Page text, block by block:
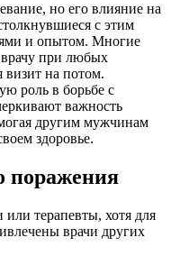
но его влияние на
с этим
и опытом. Многие
врачу при любых
визит на потом.
роль в борьбе с
важность
другим мужчинам
здоровье.
поражения
терапевты, хотя для
врачи других